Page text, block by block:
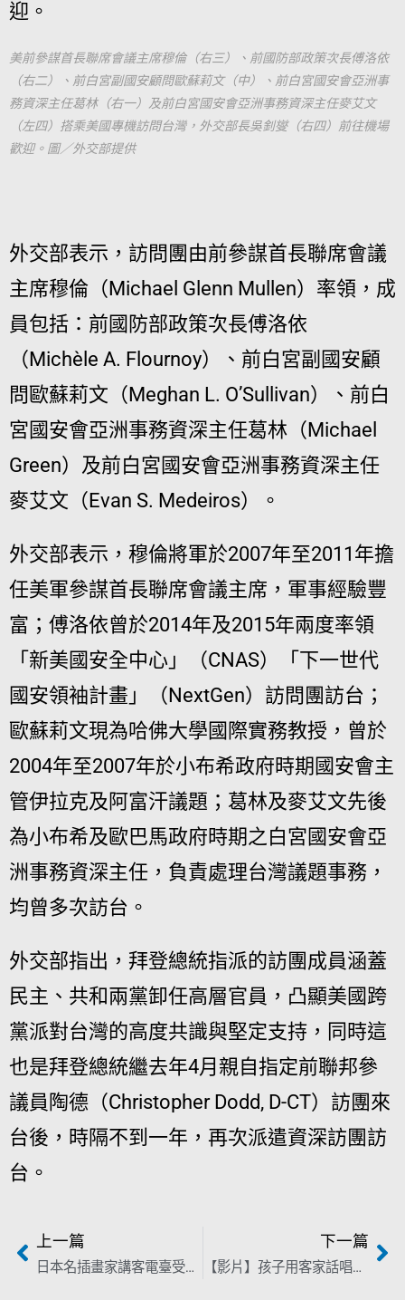
迎。
美前參謀首長聯席會議主席穆倫（右三）、前國防部政策次長傅洛依
（右二）、前白宮副國安顧問歐蘇莉文（中）、前白宮國安會亞洲事
務資深主任葛林（右一）及前白宮國安會亞洲事務資深主任麥艾文
（左四）搭乘美國專機訪問台灣，外交部長吳釗燮（右四）前往機場
歡迎。圖／外交部提供
外交部表示，訪問團由前參謀首長聯席會議
主席穆倫（Michael Glenn Mullen）率領，成
員包括：前國防部政策次長傅洛依
（Michèle A. Flournoy）、前白宮副國安顧
問歐蘇莉文（Meghan L. O’Sullivan）、前白
宮國安會亞洲事務資深主任葛林（Michael
Green）及前白宮國安會亞洲事務資深主任
麥艾文（Evan S. Medeiros）。
外交部表示，穆倫將軍於2007年至2011年擔
任美軍參謀首長聯席會議主席，軍事經驗豐
富；傅洛依曾於2014年及2015年兩度率領
「新美國安全中心」（CNAS）「下一世代
國安領袖計畫」（NextGen）訪問團訪台；
歐蘇莉文現為哈佛大學國際實務教授，曾於
2004年至2007年於小布希政府時期國安會主
管伊拉克及阿富汗議題；葛林及麥艾文先後
為小布希及歐巴馬政府時期之白宮國安會亞
洲事務資深主任，負責處理台灣議題事務，
均曾多次訪台。
外交部指出，拜登總統指派的訪團成員涵蓋
民主、共和兩黨卸任高層官員，凸顯美國跨
黨派對台灣的高度共識與堅定支持，同時這
也是拜登總統繼去年4月親自指定前聯邦參
議員陶德（Christopher Dodd, D-CT）訪團來
台後，時隔不到一年，再次派遣資深訪團訪
台。
上一篇
日本名插畫家講客電臺受訪 280幅力作「客庄感覺像沖繩」
下一篇
【影片】孩子用客家話唱入藝術殿堂 萌樣原音「好震撼！」